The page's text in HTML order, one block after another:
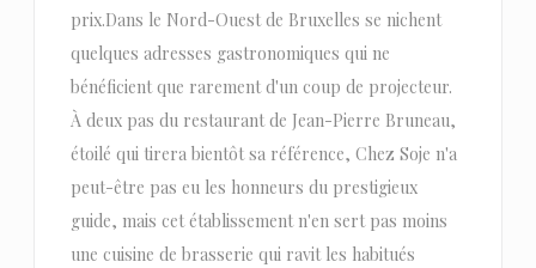
prix.Dans le Nord-Ouest de Bruxelles se nichent
quelques adresses gastronomiques qui ne
bénéficient que rarement d'un coup de projecteur.
À deux pas du restaurant de Jean-Pierre Bruneau,
étoilé qui tirera bientôt sa référence, Chez Soje n'a
peut-être pas eu les honneurs du prestigieux
guide, mais cet établissement n'en sert pas moins
une cuisine de brasserie qui ravit les habitués